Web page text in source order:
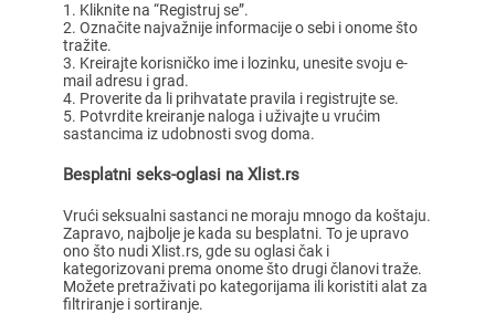
Kliknite na “Registruj se”.
Označite najvažnije informacije o sebi i onome što
tražite.
Kreirajte korisničko ime i lozinku, unesite svoju e-
mail adresu i grad.
Proverite da li prihvatate pravila i registrujte se.
Potvrdite kreiranje naloga i uživajte u vrućim
sastancima iz udobnosti svog doma.
Besplatni seks-oglasi na Xlist.rs
Vrući seksualni sastanci ne moraju mnogo da koštaju.
Zapravo, najbolje je kada su besplatni. To je upravo
ono što nudi Xlist.rs, gde su oglasi čak i
kategorizovani prema onome što drugi članovi traže.
Možete pretraživati po kategorijama ili koristiti alat za
filtriranje i sortiranje.